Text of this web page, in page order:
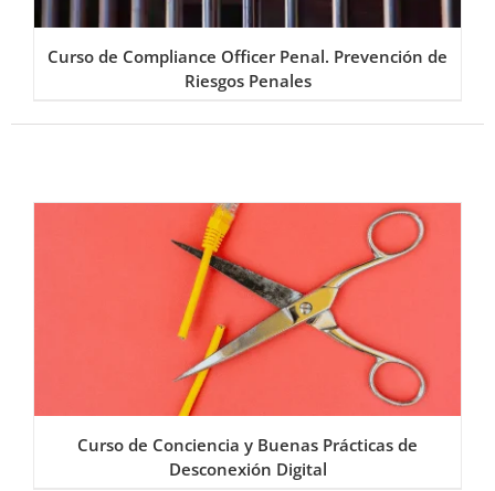
Curso de Compliance Officer Penal. Prevención de
Riesgos Penales
Curso de Conciencia y Buenas Prácticas de
Desconexión Digital